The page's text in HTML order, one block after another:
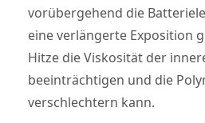
vorübergehend die
eine verlängerte Exposition
Hitze die Viskosität der
beeinträchtigen und die
verschlechtern kann.